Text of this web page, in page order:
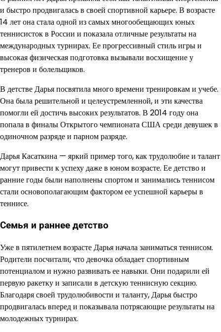
и быстро продвигалась в своей спортивной карьере. В возрасте
14 лет она стала одной из самых многообещающих юных
теннисисток в России и показала отличные результаты на
международных турнирах. Ее прогрессивный стиль игры и
высокая физическая подготовка вызывали восхищение у
тренеров и болельщиков.
В детстве Дарья посвятила много времени тренировкам и учебе.
Она была решительной и целеустремленной, и эти качества
помогли ей достичь высоких результатов. В 2014 году она
попала в финалы Открытого чемпионата США среди девушек в
одиночном разряде и парном разряде.
Дарья Касаткина — яркий пример того, как трудолюбие и талант
могут привести к успеху даже в юном возрасте. Ее детство и
ранние годы были наполнены спортом и занимались теннисом
стали основополагающим фактором ее успешной карьеры в
теннисе.
Семья и раннее детство
Уже в пятилетнем возрасте Дарья начала заниматься теннисом.
Родители посчитали, что девочка обладает спортивным
потенциалом и нужно развивать ее навыки. Они подарили ей
первую ракетку и записали в детскую теннисную секцию.
Благодаря своей трудолюбивости и таланту, Дарья быстро
продвигалась вперед и показывала потрясающие результаты на
молодежных турнирах.